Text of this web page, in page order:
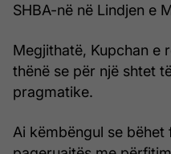
SHBA-në në Lindjen e
Megjithatë, Kupchan e
thënë se për një shtet
pragmatike.
Ai këmbëngul se bëhet